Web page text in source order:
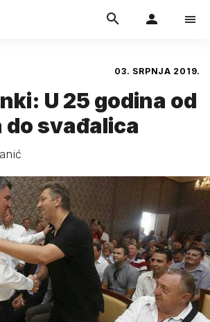
03. SRPNJA 2019.
U 25 godina od
svađalica